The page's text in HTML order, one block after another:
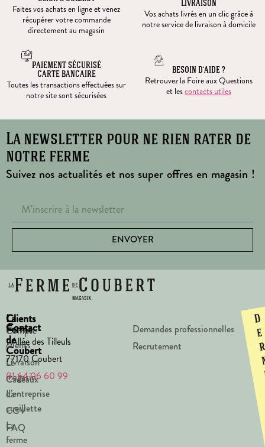
Faites vos achats en ligne et venez
récupérer votre commande
directement au magasin
LIVRAISON
Vos achats livrés en un clic grâce à
notre service de livraison à domicile
PAIEMENT SÉCURISÉ
CARTE BANCAIRE
Toutes les transactions effectuées sur
notre site sont sécurisées
BESOIN D’AIDE ?
Retrouvez la Foire aux Questions
et lescontacts utiles
La newsletter pour ne rien rater de
notre ferme
Suivez nos actualités et nos super offres en magasin !
ENVOYER
La
Ferme
de
Coubert
Le
magasin
La
cueillette
La
ferme
Clients
Compte
clients
Livraison
Cadeaux
d’entreprise
CGV
FAQ
Contact
1 Allée des Tilleuls
77170 Coubert
01 64 06 60 99
Demandes professionnelles
Recrutement
D
e